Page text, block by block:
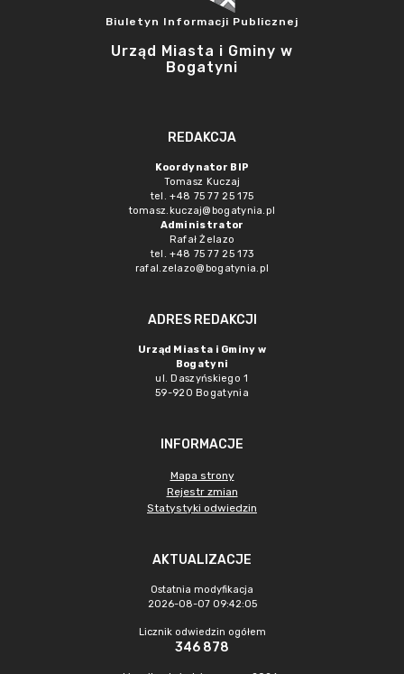
Biuletyn Informacji Publicznej
Urząd Miasta i Gminy w
Bogatyni
REDAKCJA
Koordynator BIP
Tomasz Kuczaj
tel. +48 75 77 25 175
tomasz.kuczaj@bogatynia.pl
Administrator
Rafał Żelazo
tel. +48 75 77 25 173
rafal.zelazo@bogatynia.pl
ADRES REDAKCJI
Urząd Miasta i Gminy w
Bogatyni
ul. Daszyńskiego 1
59-920 Bogatynia
INFORMACJE
Mapa strony
Rejestr zmian
Statystyki odwiedzin
AKTUALIZACJE
Ostatnia modyfikacja
2026-08-07 09:42:05
Licznik odwiedzin ogółem
346 878